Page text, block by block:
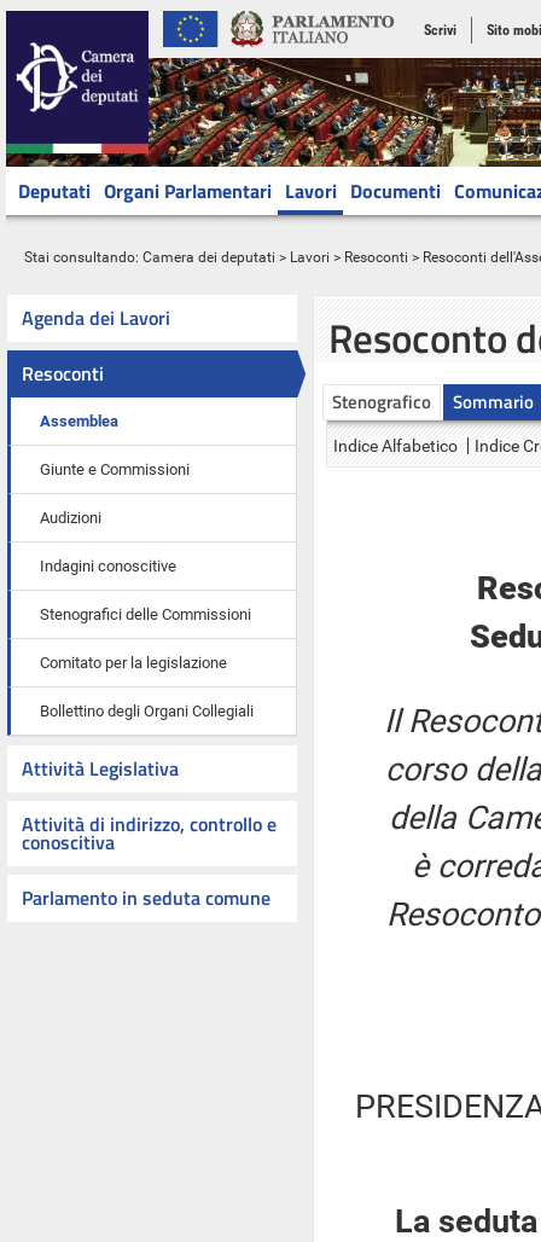
Scrivi Sito
Deputati Organi Parlamentari Lavori Documenti
Stai consultando: Camera dei deputati > Lavori > Resoconti > Resoconti
Agenda dei Lavori
Resoconti
Assemblea
Giunte e Commissioni
Audizioni
Indagini conoscitive
Stenografici delle Commissioni
Comitato per la legislazione
Bollettino degli Organi Collegiali
Attività Legislativa
Attività di indirizzo, controllo e
conoscitiva
Parlamento in seduta comune
Resoconto
Stenografico Sommario
Indice Alfabetico Indice
Il
corso
della
è
La